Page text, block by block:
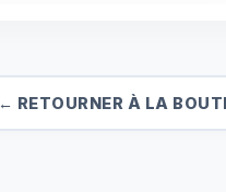
← RETOURNER À LA